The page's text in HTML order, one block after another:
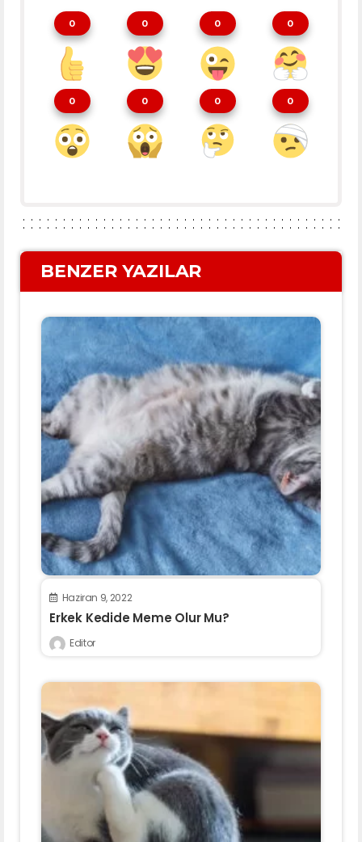
0 0 0 0
0 0 0 0
BENZER YAZILAR
Haziran 9, 2022
Erkek Kedide Meme Olur Mu?
Editor